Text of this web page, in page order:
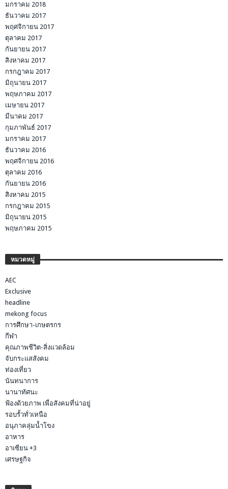
มกราคม 2018
ธันวาคม 2017
พฤศจิกายน 2017
ตุลาคม 2017
กันยายน 2017
สิงหาคม 2017
กรกฎาคม 2017
มิถุนายน 2017
พฤษภาคม 2017
เมษายน 2017
มีนาคม 2017
กุมภาพันธ์ 2017
มกราคม 2017
ธันวาคม 2016
พฤศจิกายน 2016
ตุลาคม 2016
กันยายน 2016
สิงหาคม 2015
กรกฎาคม 2015
มิถุนายน 2015
พฤษภาคม 2015
หมวดหมู่
AEC
Exclusive
headline
mekong focus
การศึกษา-เกษตรกร
กีฬา
คุณภาพชีวิต-สิ่งแวดล้อม
จับกระแสสังคม
ท่องเที่ยว
นันทนาการ
นานาทัศนะ
ฟ้องด้วยภาพ เพื่อสังคมที่น่าอยู่
รอบรั้วทั่วเหนือ
อนุภาคลุ่มน้ำโขง
อาหาร
อาเซียน +3
เศรษฐกิจ